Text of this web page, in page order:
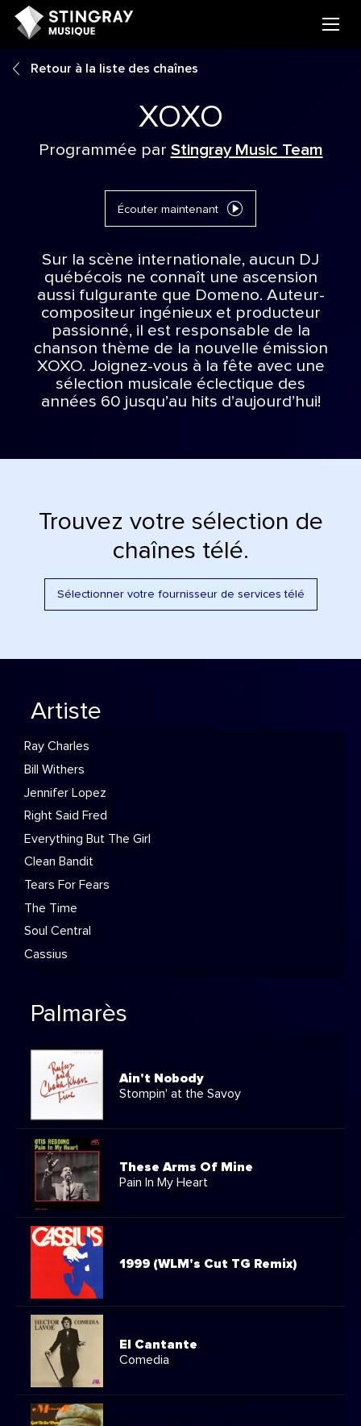
Retour à la liste des chaînes
XOXO
Programmée par Stingray Music Team
Écouter maintenant
Sur la scène internationale, aucun DJ
québécois ne connaît une ascension
aussi fulgurante que Domeno. Auteur-
compositeur ingénieux et producteur
passionné, il est responsable de la
chanson thème de la nouvelle émission
XOXO. Joignez-vous à la fête avec une
sélection musicale éclectique des
années 60 jusqu’au hits d’aujourd’hui!
Trouvez votre sélection de
chaînes télé.
Sélectionner votre fournisseur de services télé
Artiste
Ray Charles
Bill Withers
Jennifer Lopez
Right Said Fred
Everything But The Girl
Clean Bandit
Tears For Fears
The Time
Soul Central
Cassius
Palmarès
Ain't Nobody
Stompin' at the Savoy
These Arms Of Mine
Pain In My Heart
1999 (WLM's Cut TG Remix)
El Cantante
Comedia